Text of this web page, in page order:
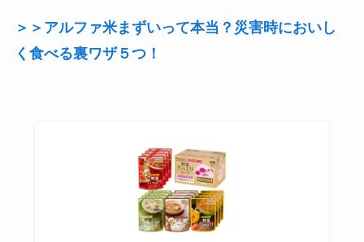
＞＞アルファ米まずいって本当？災害時においし
く食べる裏ワザ５つ！